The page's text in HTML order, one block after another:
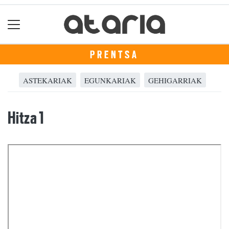
PRENTSA
ASTEKARIAK EGUNKARIAK GEHIGARRIAK
Hitza 1